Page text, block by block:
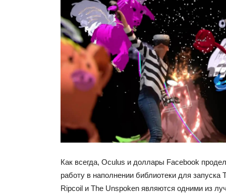
Как всегда, Oculus и доллары Facebook
работу в наполнении библиотеки для запуска
Ripcoil и The Unspoken являются одними из